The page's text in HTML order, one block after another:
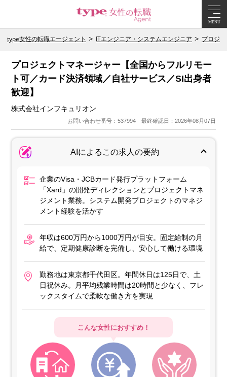
MENU
type女性の転職エージェント ITエンジニア・システムエンジニア プロジ
プロジェクトマネージャー【全国からフルリモー
ト可／カード決済領域／自社サービス／SI出身者
歓迎】
株式会社インフキュリオン
お問い合わせ番号：537994 最終確認日：2026年08月07日
AIによるこの求人の要約
企業のVisa・JCBカード発行プラットフォーム
「Xard」の開発ディレクションとプロジェクトマネ
ジメント業務。システム開発プロジェクトのマネジ
メント経験を活かす
年収は600万円から1000万円が目安。固定給制の月
給で、定期健康診断を完備し、安心して働ける環境
勤務地は東京都千代田区。年間休日は125日で、土
日祝休み。月平均残業時間は20時間と少なく、フレ
ックスタイムで柔軟な働き方を実現
こんな女性におすすめ！